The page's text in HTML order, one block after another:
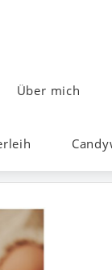
Über mich